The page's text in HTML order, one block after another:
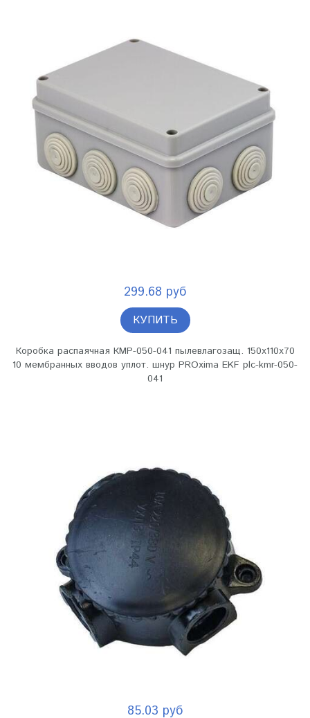
299.68 руб
КУПИТЬ
Коробка распаячная КМР-050-041 пылевлагозащ. 150х110х70
10 мембранных вводов уплот. шнур PROxima EKF plc-kmr-050-
041
85.03 руб